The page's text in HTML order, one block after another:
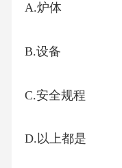
A.炉体
B.设备
C.安全规程
D.以上都是